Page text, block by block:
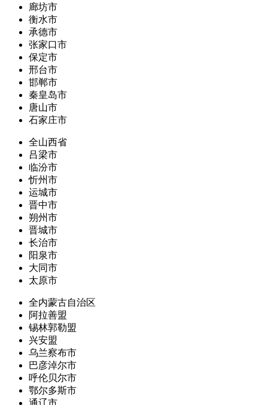
廊坊市
衡水市
承德市
张家口市
保定市
邢台市
邯郸市
秦皇岛市
唐山市
石家庄市
全山西省
吕梁市
临汾市
忻州市
运城市
晋中市
朔州市
晋城市
长治市
阳泉市
大同市
太原市
全内蒙古自治区
阿拉善盟
锡林郭勒盟
兴安盟
乌兰察布市
巴彦淖尔市
呼伦贝尔市
鄂尔多斯市
通辽市